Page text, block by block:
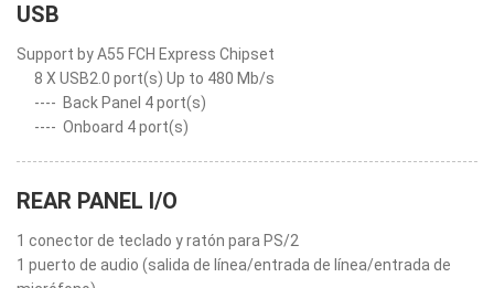
USB
Support by A55 FCH Express Chipset
8 X USB2.0 port(s) Up to 480 Mb/s
---- Back Panel 4 port(s)
---- Onboard 4 port(s)
REAR PANEL I/O
1 conector de teclado y ratón para PS/2
1 puerto de audio (salida de línea/entrada de línea/entrada de